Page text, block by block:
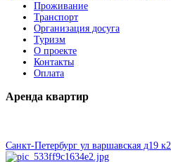
Проживание
Транспорт
Организация досуга
Туризм
О проекте
Контакты
Оплата
Аренда квартир
Санкт-Петербург ул варшавская д19 к2